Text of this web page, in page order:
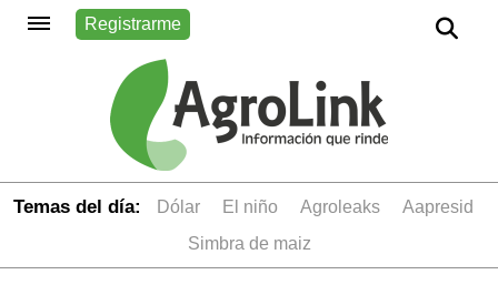
Registrarme
Temas del día: dólar el niño Agroleaks
aapresid
simbra de maiz